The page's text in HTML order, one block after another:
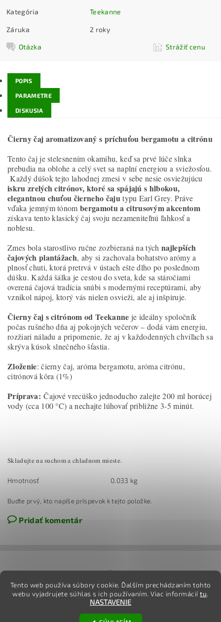
Kategória Teekanne
Záruka 2 roky
Otázka Strážiť cenu
POPIS
PARAMETRE
DISKUSIA
Čierny čaj aromatizovaný s príchuťou bergamotu a citrónu
Tento čaj je stelesnením okamihu, keď sa prvé lúče slnka
prebudia na oblohe a celý svet sa naplní energiou a sviežosťou.
Každý dúšok tejto lahodnej zmesi v sebe nesie osviežujúcu
iskru zrelých citrónov, ktoré sa spájajú s hlbokou,
elegantnou chuťou čierneho čajutypu Earl Grey. Práve
vďaka jemným tónombergamotu a citrusovým akcentom
získava tento klasický čaj svoju nezameniteľnú ľahkosť a
noblesu.
Zmes bola starostlivo ručne zozbieraná na tých najlepších
čajových plantážach, aby si zachovala bohatstvo arómy a
plnosť chuti, ktorá pretrvá v ústach ešte dlho po poslednom
dúšku. Každá šálka je cestou do sveta, kde sa stáročiami
overená čajová tradícia snúbi s modernými receptúrami, aby
vznikol nápoj, ktorý vás nielen osvieži, ale aj inšpiruje.
Čierny čaj s citrónom od Teekanne je ideálny spoločník
počas rušného dňa aj pokojných večerov – dodá vám energiu,
rozžiari náladu a pripomenie, že aj v každodenných chvíľach sa
skrýva kúsok slnečného šťastia.
Zloženie: čierny čaj, aróma bergamotu, aróma citrónu,
citrónová kôra (1%)
Príprava:Čajové vrecúško jednoducho zalejte 200 ml horúcej
vody (cca 100 °C) a nechajte lúhovať približne 3-5 minút.
Skladujte na suchom a chladnom mieste.
Hmotnosť 0.033 kg
Buďte prvý, kto napíše príspevok k tejto položke.
Pridať komentár
jj
Tento web používa súbory cookie. Ďalším prechádzaním tohto
webu vyjadrujete súhlas s ich používaním. Viac informáciítu.
NASTAVENIE